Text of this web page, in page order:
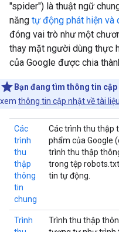
"spider") là thuật ngữ
năng tự động phát hiện và
đóng vai trò như một
thay mặt người dùng thực
của Google được chia
Bạn đang tìm thông tin
xem thông tin cập nhật về tài
Các
trình
thu
thập
thông
tin
chung
Các trình thu thập
phẩm của Google
trình thu thập
trong tệp
tin tự động.
Trình
Trình thu thập